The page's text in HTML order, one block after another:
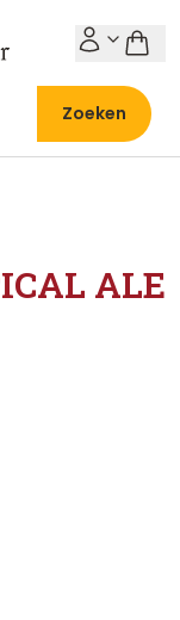
Zoeken
ALE